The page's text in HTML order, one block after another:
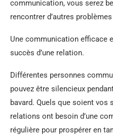
communication, vous serez
rencontrer d’autres
Une communication efficace
succès d’une relation.
Différentes personnes
pouvez être silencieux
bavard. Quels que soient
relations ont besoin d’une
régulière pour prospérer en